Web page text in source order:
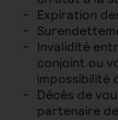
Expiration
Invalidité
conjoint ou
impossibilité
Décès de
partenaire